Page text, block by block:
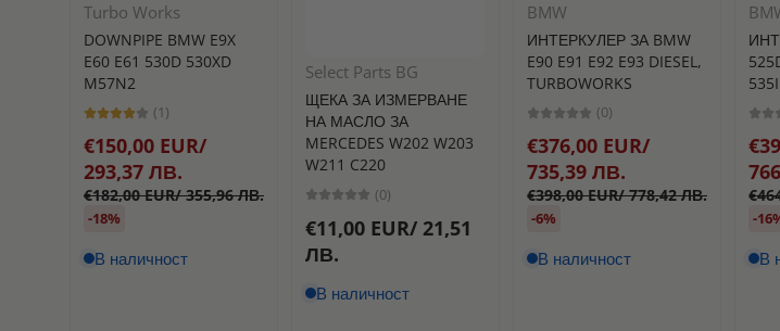
Turbo Works
DOWNPIPE BMW E9X
E60 E61 530D 530XD
M57N2
(1)
€150,00 EUR/
293,37 ЛВ.
€182,00 EUR/ 355,96 ЛВ.
-18%
В наличност
Select Parts BG
ЩЕКА ЗА ИЗМЕРВАНЕ
НА МАСЛО ЗА
MERCEDES W202 W203
W211 C220
(0)
€11,00 EUR/ 21,51
ЛВ.
В наличност
BMW
ИНТЕРКУЛЕР ЗА BMW
E90 E91 E92 E93 DIESEL,
TURBOWORKS
(0)
€376,00 EUR/
735,39 ЛВ.
€398,00 EUR/ 778,42 ЛВ.
-6%
В наличност
535I
-
В